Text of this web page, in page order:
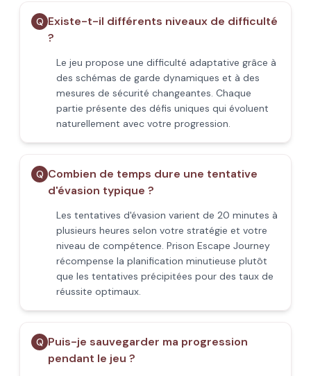
Q Existe-t-il différents niveaux de difficulté
?
Le jeu propose une difficulté adaptative grâce à
des schémas de garde dynamiques et à des
mesures de sécurité changeantes. Chaque
partie présente des défis uniques qui évoluent
naturellement avec votre progression.
Q Combien de temps dure une tentative
d'évasion typique ?
Les tentatives d'évasion varient de 20 minutes à
plusieurs heures selon votre stratégie et votre
niveau de compétence. Prison Escape Journey
récompense la planification minutieuse plutôt
que les tentatives précipitées pour des taux de
réussite optimaux.
Q Puis-je sauvegarder ma progression
pendant le jeu ?